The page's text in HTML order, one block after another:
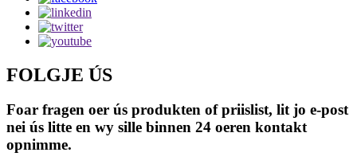
FOLGJE ÚS
Foar fragen oer ús produkten of priislist, lit jo e-post
nei ús litte en wy sille binnen 24 oeren kontakt
opnimme.